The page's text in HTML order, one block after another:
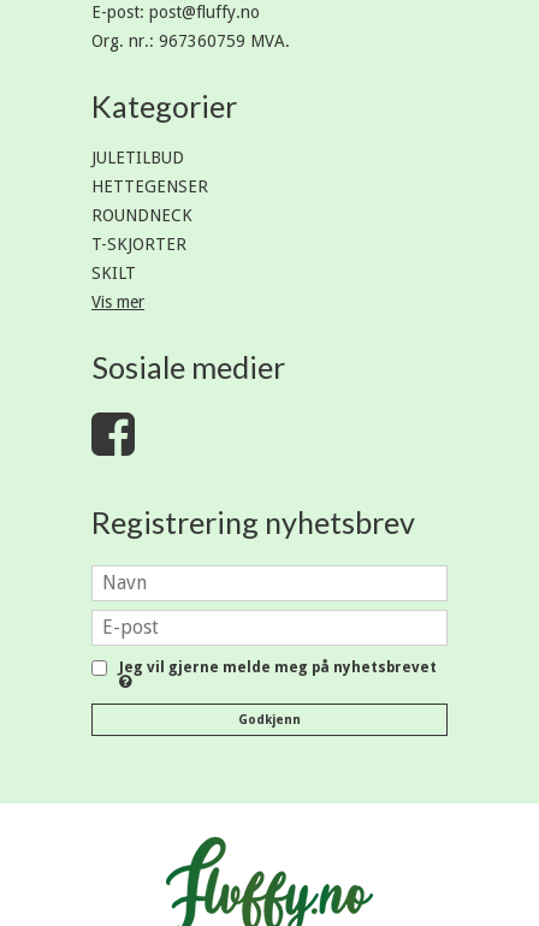
E-post: post@fluffy.no
Org. nr.: 967360759 MVA.
Kategorier
JULETILBUD
HETTEGENSER
ROUNDNECK
T-SKJORTER
SKILT
Vis mer
Sosiale medier
Registrering nyhetsbrev
Jeg vil gjerne melde meg på nyhetsbrevet
Godkjenn